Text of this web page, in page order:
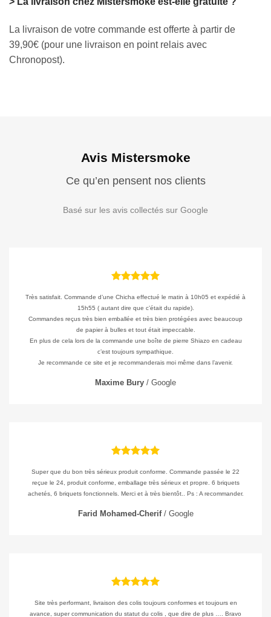
La livraison de votre commande est offerte à partir de
39,90€ (pour une livraison en point relais avec
Chronopost).
Avis Mistersmoke
Ce qu’en pensent nos clients
Basé sur les avis collectés sur Google
Très satisfait. Commande d’une Chicha effectué le matin à 10h05 et expédié à
15h55 ( autant dire que c’était du rapide).
Commandes reçus très bien emballée et très bien protégées avec beaucoup
de papier à bulles et tout était impeccable.
En plus de cela lors de la commande une boîte de pierre Shiazo en cadeau
c’est toujours sympathique.
Je recommande ce site et je recommanderais moi même dans l’avenir.
Maxime Bury / Google
Super que du bon très sérieux produit conforme. Commande passée le 22
reçue le 24, produit conforme, emballage très sérieux et propre. 6 briquets
achetés, 6 briquets fonctionnels. Merci et à très bientôt.. Ps : A recommander.
Farid Mohamed-Cherif / Google
Site très performant, livraison des colis toujours conformes et toujours en
avance, super communication du statut du colis , que dire de plus …. Bravo